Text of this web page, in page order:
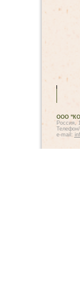
ООО
Россия,
e-mail: